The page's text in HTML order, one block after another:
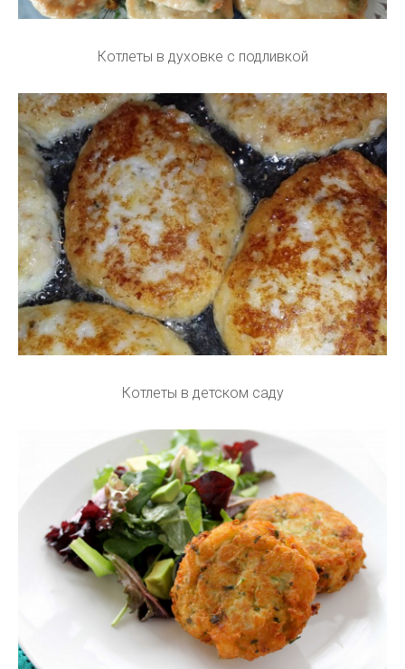
Котлеты в духовке с подливкой
Котлеты в детском саду